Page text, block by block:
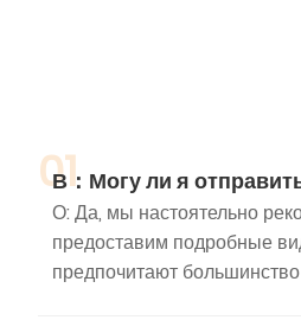
01
В：Могу ли я
О: Да, мы настоятельно
предоставим подробные
предпочитают